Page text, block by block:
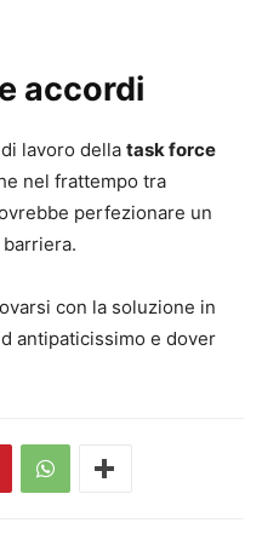
accordi
lavoro della task force
nel frattempo tra
perfezionare un
con la soluzione in
antipaticissimo e dover